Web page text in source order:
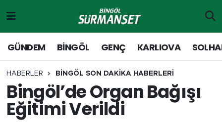
GÜNDEM BİNGÖL GENÇ KARLIOVA
HABERLER BİNGÖL SON DAKİKA HABERLERİ
Bingöl’de Organ Bağışı
Eğitimi Verildi
Genç
Solhan
Karlıova
Merkez Hava Durumu
Merkez Trafik Yoğunluk Haritası
Süper Lig Puan Durumu ve Fikstür